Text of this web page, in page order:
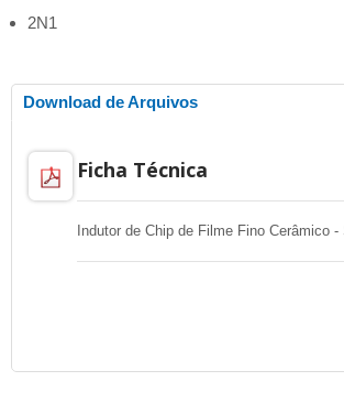
2N1
Download de Arquivos
Ficha Técnica
Indutor de Chip de Filme Fino Cerâmico -